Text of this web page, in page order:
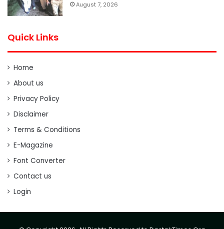
August 7, 2026
Quick Links
Home
About us
Privacy Policy
Disclaimer
Terms & Conditions
E-Magazine
Font Converter
Contact us
Login